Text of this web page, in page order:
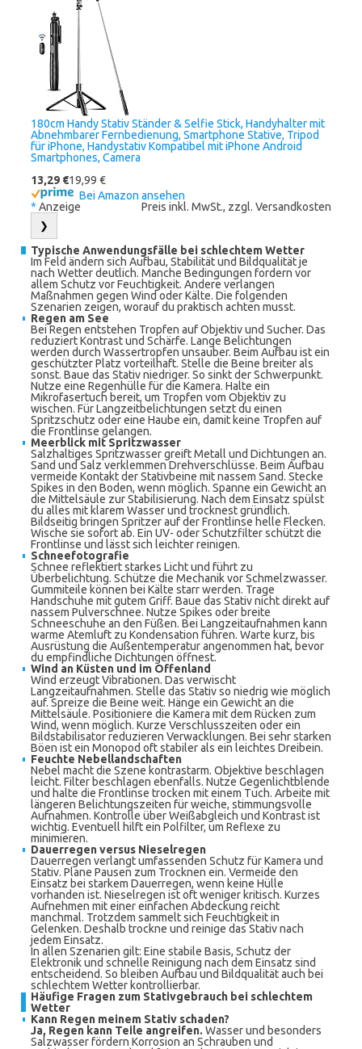
180cm Handy Stativ Ständer & Selfie Stick, Handyhalter mit
Abnehmbarer Fernbedienung, Smartphone Stative, Tripod
für iPhone, Handystativ Kompatibel mit iPhone Android
Smartphones, Camera
13,29 €19,99 €
Bei Amazon ansehen
* Anzeige Preis inkl. MwSt., zzgl. Versandkosten
❯
Typische Anwendungsfälle bei schlechtem Wetter
Im Feld ändern sich Aufbau, Stabilität und Bildqualität je
nach Wetter deutlich. Manche Bedingungen fordern vor
allem Schutz vor Feuchtigkeit. Andere verlangen
Maßnahmen gegen Wind oder Kälte. Die folgenden
Szenarien zeigen, worauf du praktisch achten musst.
Regen am See
Bei Regen entstehen Tropfen auf Objektiv und Sucher. Das
reduziert Kontrast und Schärfe. Lange Belichtungen
werden durch Wassertropfen unsauber. Beim Aufbau ist ein
geschützter Platz vorteilhaft. Stelle die Beine breiter als
sonst. Baue das Stativ niedriger. So sinkt der Schwerpunkt.
Nutze eine Regenhülle für die Kamera. Halte ein
Mikrofasertuch bereit, um Tropfen vom Objektiv zu
wischen. Für Langzeitbelichtungen setzt du einen
Spritzschutz oder eine Haube ein, damit keine Tropfen auf
die Frontlinse gelangen.
Meerblick mit Spritzwasser
Salzhaltiges Spritzwasser greift Metall und Dichtungen an.
Sand und Salz verklemmen Drehverschlüsse. Beim Aufbau
vermeide Kontakt der Stativbeine mit nassem Sand. Stecke
Spikes in den Boden, wenn möglich. Spanne ein Gewicht an
die Mittelsäule zur Stabilisierung. Nach dem Einsatz spülst
du alles mit klarem Wasser und trocknest gründlich.
Bildseitig bringen Spritzer auf der Frontlinse helle Flecken.
Wische sie sofort ab. Ein UV- oder Schutzfilter schützt die
Frontlinse und lässt sich leichter reinigen.
Schneefotografie
Schnee reflektiert starkes Licht und führt zu
Überbelichtung. Schütze die Mechanik vor Schmelzwasser.
Gummiteile können bei Kälte starr werden. Trage
Handschuhe mit gutem Griff. Baue das Stativ nicht direkt auf
nassem Pulverschnee. Nutze Spikes oder breite
Schneeschuhe an den Füßen. Bei Langzeitaufnahmen kann
warme Atemluft zu Kondensation führen. Warte kurz, bis
Ausrüstung die Außentemperatur angenommen hat, bevor
du empfindliche Dichtungen öffnest.
Wind an Küsten und im Offenland
Wind erzeugt Vibrationen. Das verwischt
Langzeitaufnahmen. Stelle das Stativ so niedrig wie möglich
auf. Spreize die Beine weit. Hänge ein Gewicht an die
Mittelsäule. Positioniere die Kamera mit dem Rücken zum
Wind, wenn möglich. Kurze Verschlusszeiten oder ein
Bildstabilisator reduzieren Verwacklungen. Bei sehr starken
Böen ist ein Monopod oft stabiler als ein leichtes Dreibein.
Feuchte Nebellandschaften
Nebel macht die Szene kontrastarm. Objektive beschlagen
leicht. Filter beschlagen ebenfalls. Nutze Gegenlichtblende
und halte die Frontlinse trocken mit einem Tuch. Arbeite mit
längeren Belichtungszeiten für weiche, stimmungsvolle
Aufnahmen. Kontrolle über Weißabgleich und Kontrast ist
wichtig. Eventuell hilft ein Polfilter, um Reflexe zu
minimieren.
Dauerregen versus Nieselregen
Dauerregen verlangt umfassenden Schutz für Kamera und
Stativ. Plane Pausen zum Trocknen ein. Vermeide den
Einsatz bei starkem Dauerregen, wenn keine Hülle
vorhanden ist. Nieselregen ist oft weniger kritisch. Kurzes
Aufnehmen mit einer einfachen Abdeckung reicht
manchmal. Trotzdem sammelt sich Feuchtigkeit in
Gelenken. Deshalb trockne und reinige das Stativ nach
jedem Einsatz.
In allen Szenarien gilt: Eine stabile Basis, Schutz der
Elektronik und schnelle Reinigung nach dem Einsatz sind
entscheidend. So bleiben Aufbau und Bildqualität auch bei
schlechtem Wetter kontrollierbar.
Häufige Fragen zum Stativgebrauch bei schlechtem
Wetter
Kann Regen meinem Stativ schaden?
Ja, Regen kann Teile angreifen. Wasser und besonders
Salzwasser fördern Korrosion an Schrauben und